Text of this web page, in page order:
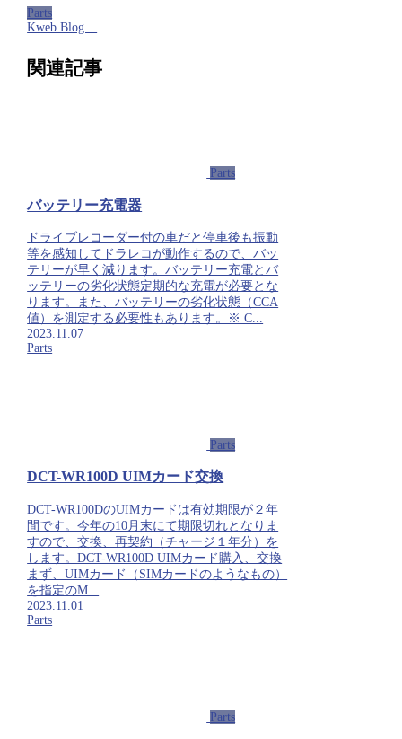
Parts
Kweb Blog
関連記事
Parts
バッテリー充電器
ドライブレコーダー付の車だと停車後も振動
等を感知してドラレコが動作するので、バッ
テリーが早く減ります。バッテリー充電とバ
ッテリーの劣化状態定期的な充電が必要とな
ります。また、バッテリーの劣化状態（CCA
値）を測定する必要性もあります。※ C...
2023.11.07
Parts
Parts
DCT-WR100D UIMカード交換
DCT-WR100DのUIMカードは有効期限が２年
間です。今年の10月末にて期限切れとなりま
すので、交換、再契約（チャージ１年分）を
します。DCT-WR100D UIMカード購入、交換
まず、UIMカード（SIMカードのようなもの）
を指定のM...
2023.11.01
Parts
Parts